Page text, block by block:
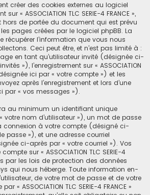
créer des cookies externes au logiciel
« ASSOCIATION TLC SERIE-4 FRANCE »,
de portée du document qui est prévu
pages créées par le logiciel phpBB. La
récupérer l’information que vous nous
Ceci peut être, et n’est pas limité à :
en tant qu’utilisateur invité (désignée ci-
»), l’enregistrement sur « ASSOCIATION
(désignée ici par « votre compte ») et les
après l’enregistrement et lors d’une
par « vos messages »).
au minimum un identifiant unique
nom d’utilisateur »), un mot de passe
connexion à votre compte (désigné ci-
passe »), et une adresse courriel
ci-après par « votre courriel »). Vos
sur « ASSOCIATION TLC SERIE-4
par les lois de protection des données
qui nous héberge. Toute information en-
de votre mot de passe et de votre
« ASSOCIATION TLC SERIE-4 FRANCE »